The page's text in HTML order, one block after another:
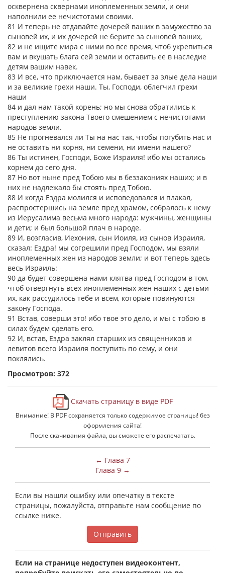
осквернена сквернами иноплеменных земли, и они
наполнили ее нечистотами своими.
81 И теперь не отдавайте дочерей ваших в замужество за
сыновей их, и их дочерей не берите за сыновей ваших,
82 и не ищите мира с ними во все время, чтоб укрепиться
вам и вкушать блага сей земли и оставить ее в наследие
детям вашим навек.
83 И все, что приключается нам, бывает за злые дела наши
и за великие грехи наши. Ты, Господи, облегчил грехи
наши
84 и дал нам такой корень; но мы снова обратились к
преступлению закона Твоего смешением с нечистотами
народов земли.
85 Не прогневался ли Ты на нас так, чтобы погубить нас и
не оставить ни корня, ни семени, ни имени нашего?
86 Ты истинен, Господи, Боже Израиля! ибо мы остались
корнем до сего дня.
87 Но вот ныне пред Тобою мы в беззакониях наших; и в
них не надлежало бы стоять пред Тобою.
88 И когда Ездра молился и исповедовался и плакал,
распростершись на земле пред храмом, собралось к нему
из Иерусалима весьма много народа: мужчины, женщины
и дети; и был большой плач в народе.
89 И, возгласив, Иехония, сын Иоиля, из сынов Израиля,
сказал: Ездра! мы согрешили пред Господом, мы взяли
иноплеменных жен из народов земли; и вот теперь здесь
весь Израиль:
90 да будет совершена нами клятва пред Господом в том,
чтоб отвергнуть всех иноплеменных жен наших с детьми
их, как рассудилось тебе и всем, которые повинуются
закону Господа.
91 Встав, соверши это! ибо твое это дело, и мы с тобою в
силах будем сделать его.
92 И, встав, Ездра заклял старших из священников и
левитов всего Израиля поступить по сему, и они
поклялись.
Просмотров: 372
Скачать страницу в виде PDF
Внимание! В PDF сохраняется только содержимое страницы! без
оформления сайта!
После скачивания файла, вы сможете его распечатать.
← Глава 7
Глава 9 →
Если вы нашли ошибку или опечатку в тексте
страницы, пожалуйста, отправьте нам сообщение по
ссылке ниже.
Отправить
Если на странице недоступен видеоконтент,